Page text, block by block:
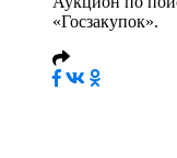
«Госзакупок».